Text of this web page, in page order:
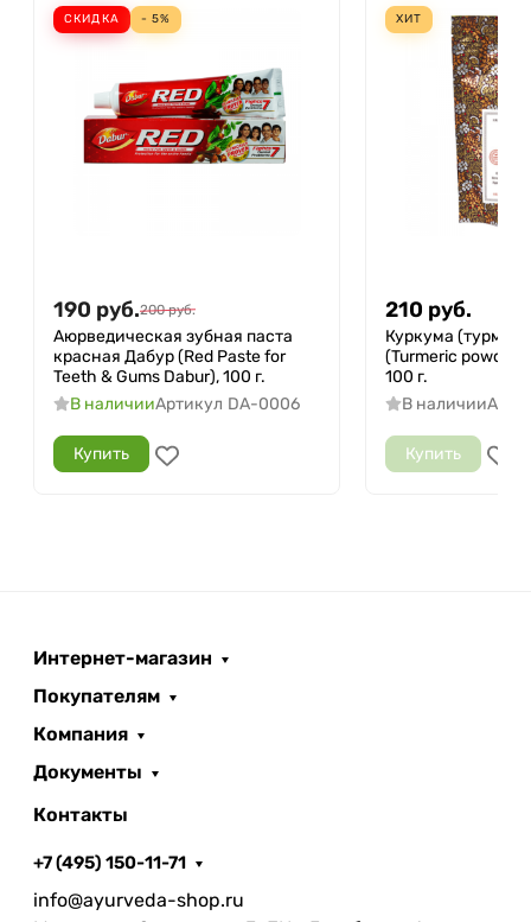
СКИДКА - 5%
190 руб.200 руб.
Аюрведическая зубная паста
красная Дабур (Red Paste for
Teeth & Gums Dabur), 100 г.
В наличииАртикул DA-0006
Купить
ХИТ
210 руб.
Куркума
(Turmeric
100 г.
В наличии
Купить
Интернет-магазин
Покупателям
Компания
Документы
Контакты
+7 (495) 150-11-71
info@ayurveda-shop.ru